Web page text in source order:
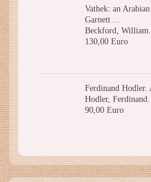
Vathek: an
Garnett ...
Beckford, William.
130,00 Euro
Ferdinand Hodler.
Hodler,
90,00 Euro